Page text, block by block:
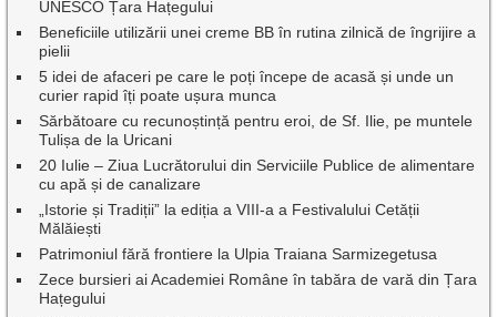
UNESCO Țara Hațegului
Beneficiile utilizării unei creme BB în rutina zilnică de îngrijire a
pielii
5 idei de afaceri pe care le poți începe de acasă și unde un
curier rapid îți poate ușura munca
Sărbătoare cu recunoștință pentru eroi, de Sf. Ilie, pe muntele
Tulișa de la Uricani
20 Iulie – Ziua Lucrătorului din Serviciile Publice de alimentare
cu apă și de canalizare
„Istorie și Tradiții” la ediția a VIII-a a Festivalului Cetății
Mălăiești
Patrimoniul fără frontiere la Ulpia Traiana Sarmizegetusa
Zece bursieri ai Academiei Române în tabăra de vară din Țara
Hațegului